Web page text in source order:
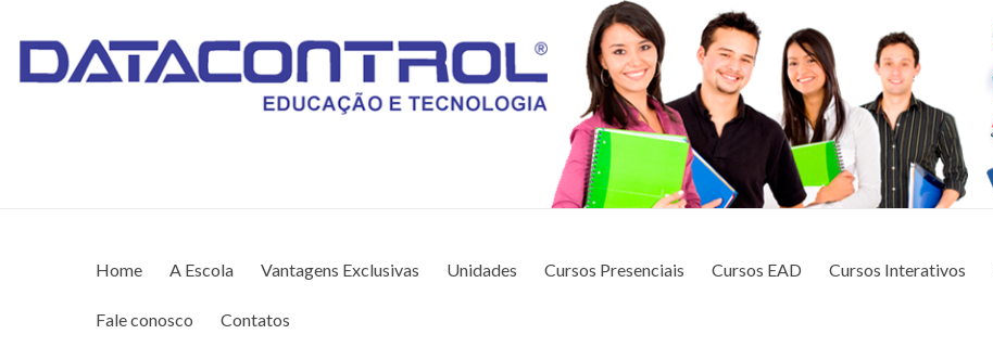
DATACONTROL – EDUCAÇÃO E TECNOLOGIA
Home
A Escola Vantagens Exclusivas Unidades Cursos Presenciais Cursos EAD Cursos Interativos
Fale conosco Contatos